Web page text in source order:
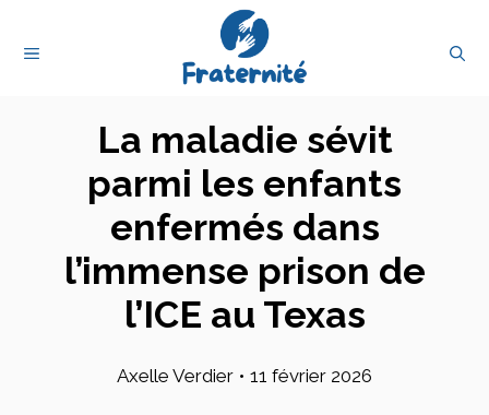
MENU
La maladie sévit
parmi les enfants
enfermés dans
l’immense prison de
l’ICE au Texas
Axelle Verdier • 11 février 2026